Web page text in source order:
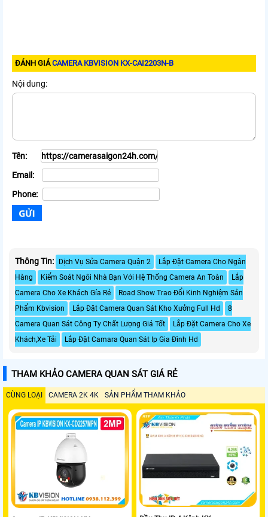
ĐÁNH GIÁCAMERA KBVISION KX-CAI2203N-B
Nội dung:
Tên:
Email:
Phone:
Thông Tin: Dịch Vụ Sửa Camera Quận 2
Lắp Đặt Camera Cho Ngân
Hàng
Kiểm Soát Ngôi Nhà Bạn Với Hệ Thống Camera An Toàn
Lắp
Camera Cho Xe Khách Gía Rẻ
Road Show Trao Đổi Kinh Nghiệm Sản
Phẩm Kbvision
Lắp Đặt Camera Quan Sát Kho Xưởng Full Hd
8
Camera Quan Sát Công Ty Chất Lượng Giá Tốt
Lắp Đặt Camera Cho Xe
Khách,Xe Tải
Lắp Đặt Camara Quan Sát Ip Gia Đình Hd
THAM KHẢO CAMERA QUAN SÁT GIÁ RẺ
CÙNG LOẠI CAMERA 2K 4K SẢN PHẨM THAM KHẢO